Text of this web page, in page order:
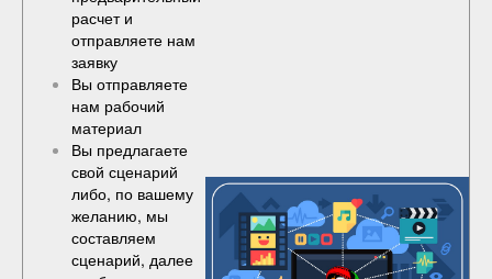
расчет и
отправляете нам
заявку
Вы отправляете
нам рабочий
материал
Вы предлагаете
свой сценарий
либо, по вашему
желанию, мы
составляем
сценарий, далее